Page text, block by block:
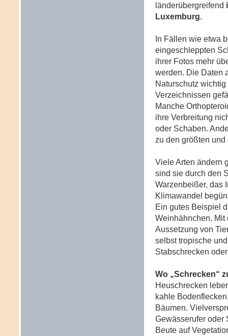
länderübergreifend
Luxemburg.
In Fällen wie etwa
eingeschleppten
ihrer Fotos mehr
werden. Die Daten
Naturschutz
Verzeichnissen
Manche
ihre Verbreitung
oder Schaben.
zu den größten
Viele Arten ändern
sind sie durch den
Warzenbeißer, das
Klimawandel
Ein gutes Beispiel
Weinhähnchen. Mit
Aussetzung von
selbst tropische
Stabschrecken
Wo „Schrecken“
Heuschrecken
kahle
Bäumen.
Gewässerufer oder
Beute auf